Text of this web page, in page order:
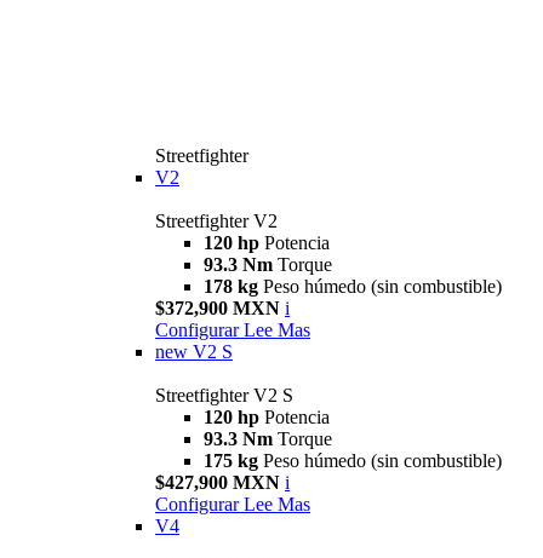
Streetfighter
V2
Streetfighter V2
120 hp Potencia
93.3 Nm Torque
178 kg Peso húmedo (sin combustible)
$372,900 MXN i
Configurar Lee Mas
new V2 S
Streetfighter V2 S
120 hp Potencia
93.3 Nm Torque
175 kg Peso húmedo (sin combustible)
$427,900 MXN i
Configurar Lee Mas
V4